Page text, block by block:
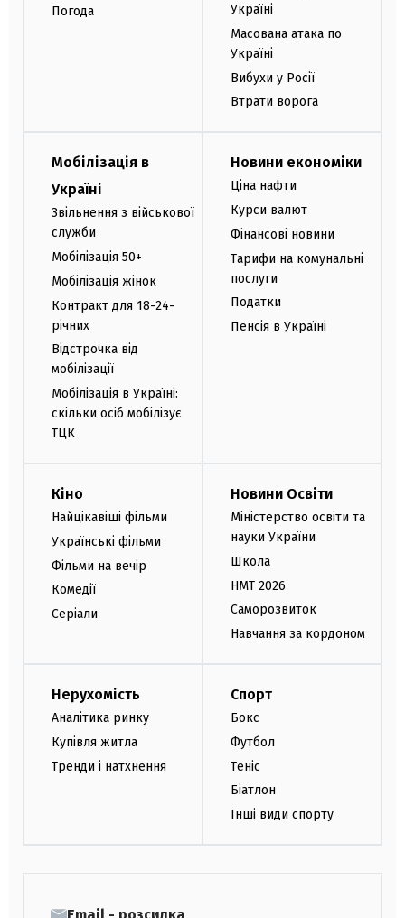
Погода
Україні
Масована атака по
Україні
Вибухи у Росії
Втрати ворога
Мобілізація в
Україні
Звільнення з військової
служби
Мобілізація 50+
Мобілізація жінок
Контракт для 18-24-
річних
Відстрочка від
мобілізації
Мобілізація в Україні:
скільки осіб мобілізує
ТЦК
Новини економіки
Ціна нафти
Курси валют
Фінансові новини
Тарифи на комунальні
послуги
Податки
Пенсія в Україні
Кіно
Найцікавіші фільми
Українські фільми
Фільми на вечір
Комедії
Серіали
Новини Освіти
Міністерство освіти та
науки України
Школа
НМТ 2026
Саморозвиток
Навчання за кордоном
Нерухомість
Аналітика ринку
Купівля житла
Тренди і натхнення
Спорт
Бокс
Футбол
Теніс
Біатлон
Інші види спорту